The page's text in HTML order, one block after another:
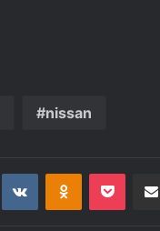
nissan
VKontakteOdnoklassniki
Pocket